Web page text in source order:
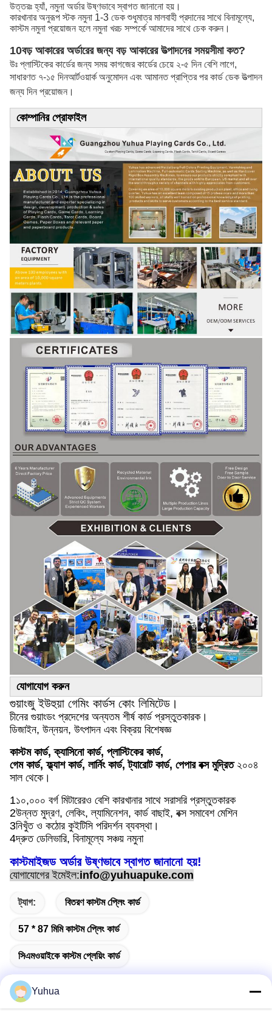
উত্তরঃ হ্যাঁ, নমুনা অর্ডার উষ্ণভাবে স্বাগত জানানো হয়।
কারখানার অনুরূপ স্টক নমুনা 1-3 ডেক শুধুমাত্র মালবাহী প্রদানের সাথে বিনামূল্যে,
কাস্টম নমুনা প্রয়োজন হলে নমুনা খরচ সম্পর্কে আমাদের সাথে চেক করুন।
10বড় আকারের অর্ডারের জন্য বড় আকারের উত্পাদনের সময়সীমা কত?
উঃ প্লাস্টিকের কার্ডের জন্য সময় কাগজের কার্ডের চেয়ে ২-৫ দিন বেশি লাগে,
সাধারণত ৭-১৫ দিনআর্টওয়ার্ক অনুমোদন এবং আমানত প্রাপ্তির পর কার্ড ডেক উত্পাদন
জন্য দিন প্রয়োজন।
কোম্পানির প্রোফাইল
যোগাযোগ করুন
গুয়াংজু ইউহুয়া গেমিং কার্ডস কোং লিমিটেড।
চীনের গুয়াংডং প্রদেশের অন্যতম শীর্ষ কার্ড প্রস্তুতকারক।
ডিজাইন, উন্নয়ন, উৎপাদন এবং বিক্রয় বিশেষজ্ঞ
কাস্টম কার্ড, ক্যাসিনো কার্ড, প্লাস্টিকের কার্ড,
গেম কার্ড, ফ্ল্যাশ কার্ড, লার্নিং কার্ড, ট্যারোট কার্ড, পেপার বক্স মুদ্রিত ২০০৪
সাল থেকে।
1১০,০০০ বর্গ মিটারেরও বেশি কারখানার সাথে সরাসরি প্রস্তুতকারক
2উন্নত মুদ্রণ, লেকিং, ল্যামিনেশন, কার্ড বাছাই, বক্স সমাবেশ মেশিন
3নিখুঁত ও কঠোর কুইটিসি পরিদর্শন ব্যবস্থা।
4দ্রুত ডেলিভারি, বিনামূল্যে সঞ্চয় নমুনা
কাস্টমাইজড অর্ডার উষ্ণভাবে স্বাগত জানানো হয়!
যোগাযোগের ইমেইল:info@yuhuapuke.com
ট্যাগ: বিতরণ কাস্টম প্লেিং কার্ড
57 * 87 মিমি কাস্টম প্লেিং কার্ড
সিএমওয়াইকে কাস্টম প্লেয়িং কার্ড
Yuhua